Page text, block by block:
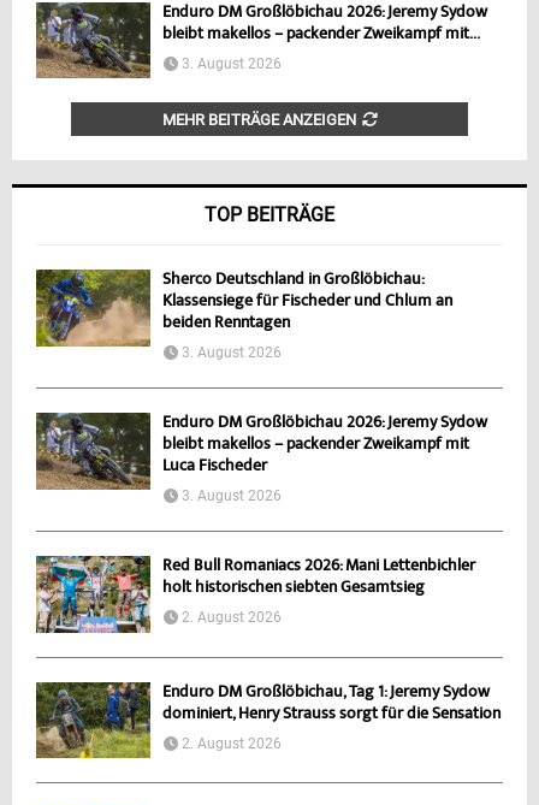
Enduro DM Großlöbichau 2026: Jeremy Sydow
bleibt makellos – packender Zweikampf mit...
3. August 2026
MEHR BEITRÄGE ANZEIGEN
TOP BEITRÄGE
Sherco Deutschland in Großlöbichau:
Klassensiege für Fischeder und Chlum an
beiden Renntagen
3. August 2026
Enduro DM Großlöbichau 2026: Jeremy Sydow
bleibt makellos – packender Zweikampf mit
Luca Fischeder
3. August 2026
Red Bull Romaniacs 2026: Mani Lettenbichler
holt historischen siebten Gesamtsieg
2. August 2026
Enduro DM Großlöbichau, Tag 1: Jeremy Sydow
dominiert, Henry Strauss sorgt für die Sensation
2. August 2026